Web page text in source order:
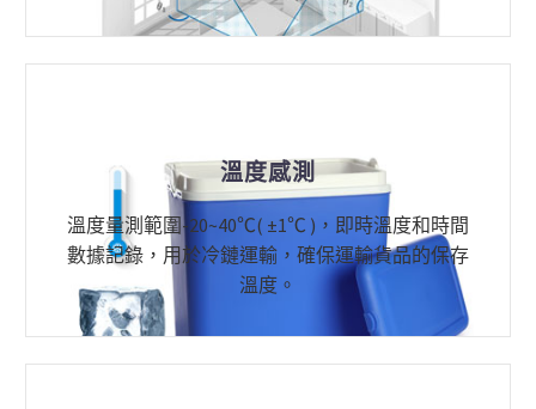
溫度感測
溫度量測範圍-20~40℃( ±1℃ )，即時溫度和時間
數據記錄，用於冷鏈運輸，確保運輸貨品的保存
溫度。